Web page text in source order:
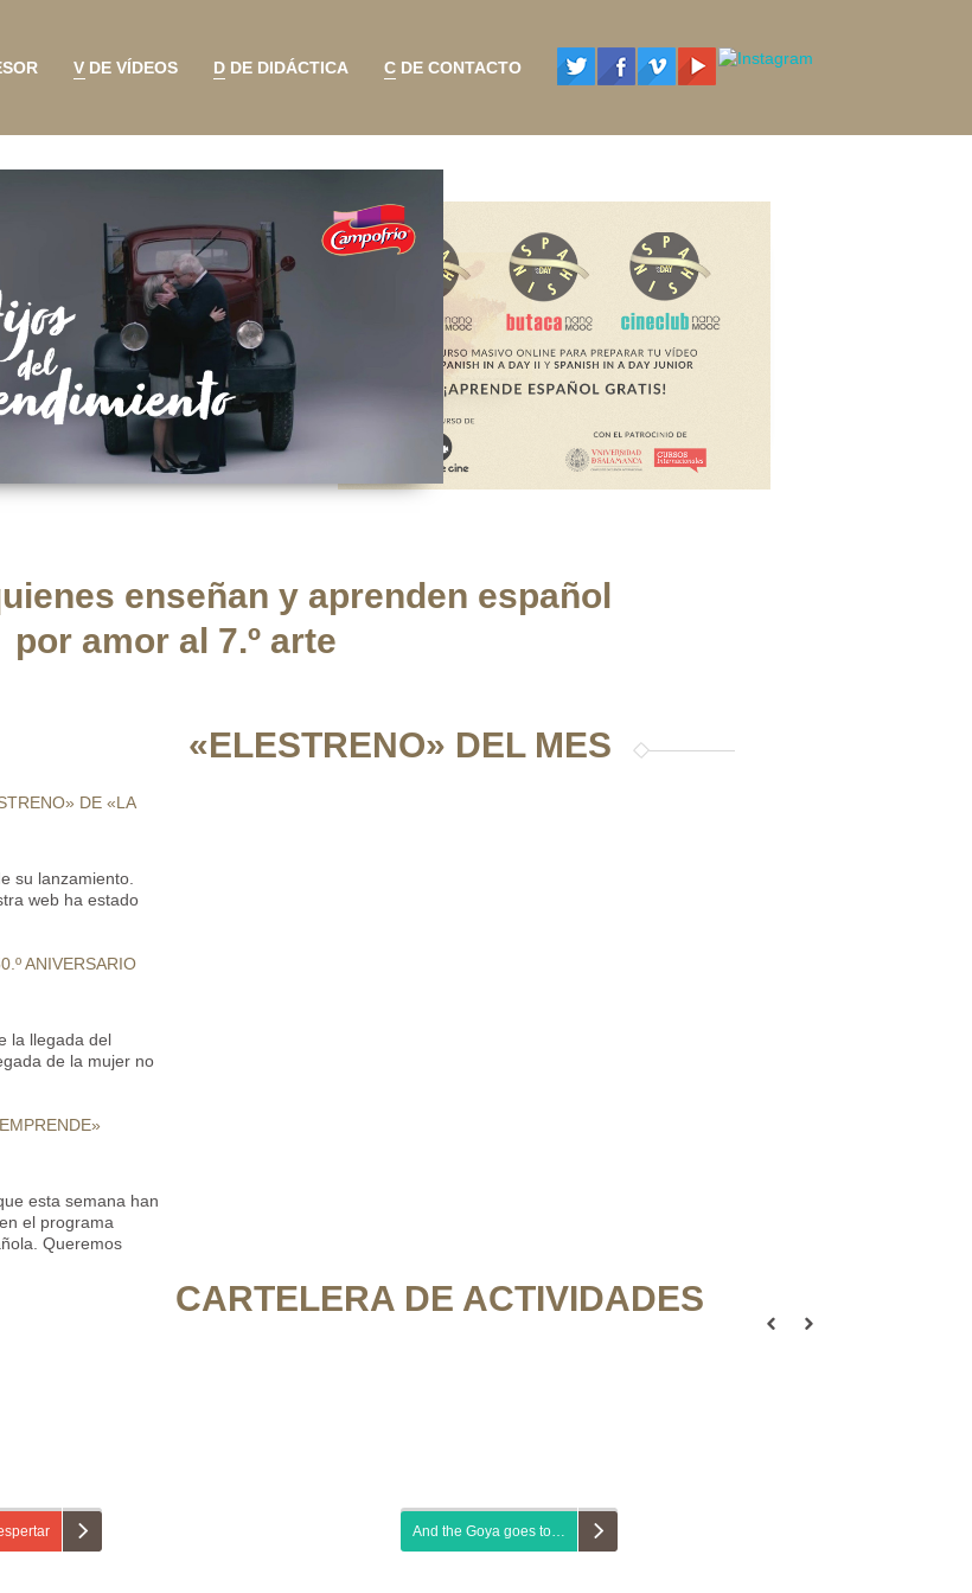
V DE VÍDEOS D DE DIDÁCTICA C DE CONTACTO
enseñan y aprenden español
por amor al 7.º arte
DE «LA
su lanzamiento.
web ha estado
ANIVERSARIO
la llegada del
de la mujer no
esta semana han
el programa
Queremos
«ELESTRENO» DEL MES
CARTELERA DE ACTIVIDADES
And the Goya goes to…